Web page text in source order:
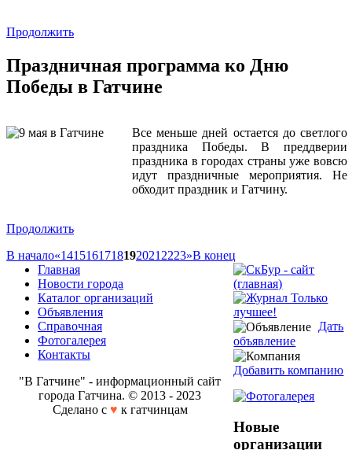
Продолжить
Праздничная программа ко Дню
Победы в Гатчине
Все меньше дней остается до светлого
праздника Победы. В преддверии
праздника в городах страны уже вовсю
идут праздничные мероприятия. Не
обходит праздник и Гатчину.
Продолжить
В начало«1415161718192021 2223»В конец
Дать
объявление
Добавить компанию
Новые
организации
Главная
Новости города
Каталог организаций
Объявления
Справочная
Фотогалерея
Контакты
"В Гатчине" - информационный сайт
города Гатчина. © 2013 - 2023
Сделано с ♥ к гатчинцам